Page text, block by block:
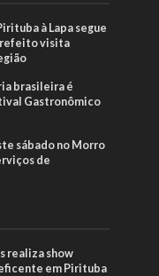
à Lapa segue
visita
brasileira é
Gastronômico
sábado no Morro
de
realiza show
em Pirituba